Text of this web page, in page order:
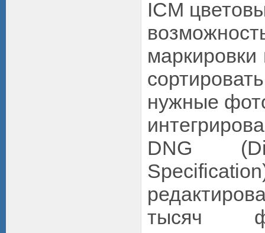
ICM
маркировки
нужные
DNG
тысяч